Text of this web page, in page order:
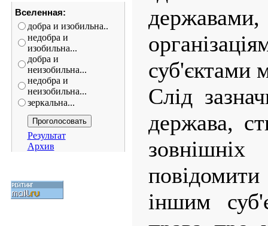
Вселенная:
добра и изобильна..
недобра и
изобильна...
добра и
неизобильна...
недобра и
неизобильна...
зеркальна...
Результат
Архив
суб'єктами
Слід
держава,
іншим